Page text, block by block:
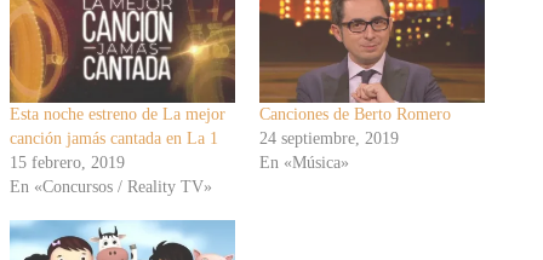
Esta noche estreno de La mejor
canción jamás cantada en La 1
15 febrero, 2019
En «Concursos / Reality TV»
Canciones de Berto Romero
24 septiembre, 2019
En «Música»